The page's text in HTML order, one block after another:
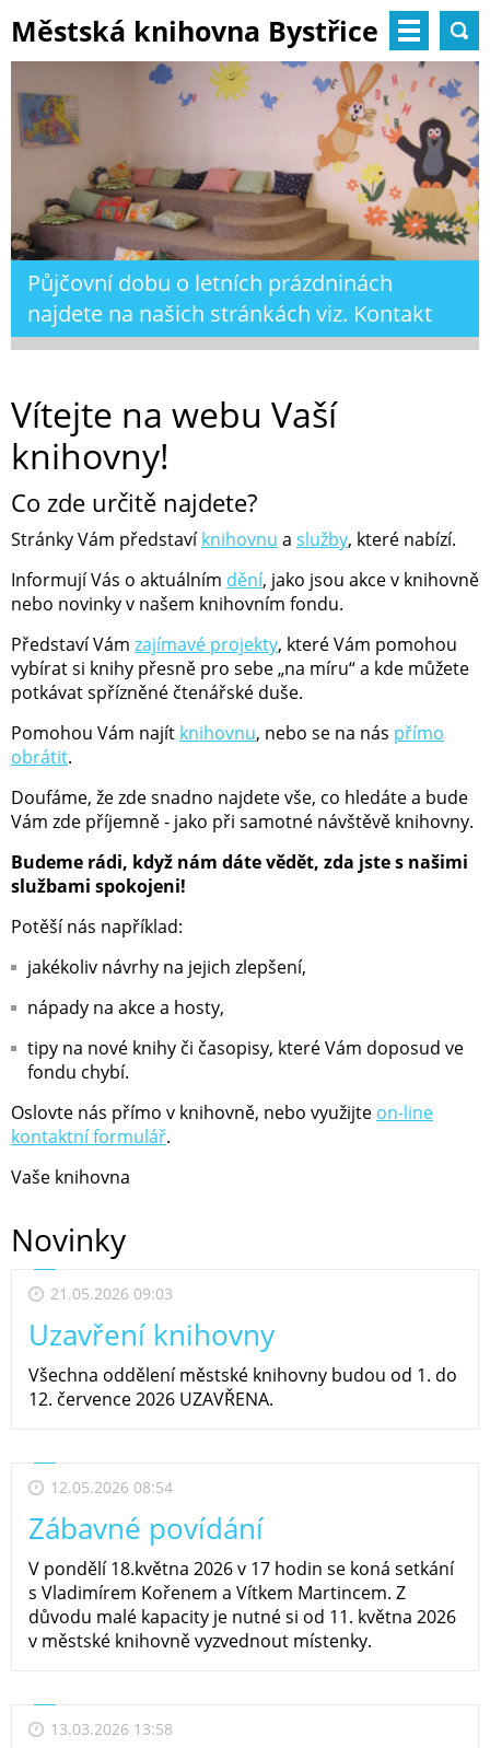
Městská knihovna Bystřice
nad Pernštejnem
Půjčovní dobu o letních prázdninách
najdete na našich stránkách viz. Kontakt
Vítejte na webu Vaší
knihovny!
Co zde určitě najdete?
Stránky Vám představíknihovnu a služby, které nabízí.
Informují Vás o aktuálním dění, jako jsou akce v knihovně
nebo novinky v našem knihovním fondu.
Představí Vám zajímavé projekty, které Vám pomohou
vybírat si knihy přesně pro sebe „na míru“ a kde můžete
potkávat spřízněné čtenářské duše.
Pomohou Vám najít knihovnu, nebo se na nás přímo
obrátit.
Doufáme, že zde snadno najdete vše, co hledáte a bude
Vám zde příjemně - jako při samotné návštěvě knihovny.
Budeme rádi, když nám dáte vědět, zda jste s našimi
službami spokojeni!
Potěší nás například:
jakékoliv návrhy na jejich zlepšení,
nápady na akce a hosty,
tipy na nové knihy či časopisy, které Vám doposud ve
fondu chybí.
Oslovte nás přímo v knihovně, nebo využijte on-line
kontaktní formulář.
Vaše knihovna
Novinky
21.05.2026 09:03
Uzavření knihovny
Všechna oddělení městské knihovny budou od 1. do
12. července 2026 UZAVŘENA.
12.05.2026 08:54
Zábavné povídání
V pondělí 18.května 2026 v 17 hodin se koná setkání
s Vladimírem Kořenem a Vítkem Martincem. Z
důvodu malé kapacity je nutné si od 11. května 2026
v městské knihovně vyzvednout místenky.
13.03.2026 13:58